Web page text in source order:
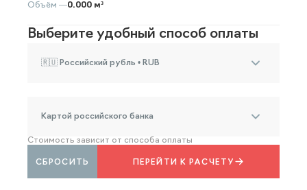
Объём —0.000 м³
Выберите удобный способ оплаты
🇷🇺 Российский рубль • RUB
Картой российского банка
Стоимость зависит от способа оплаты
ПЕРЕЙТИ К РАСЧЕТУ
СБРОСИТЬ